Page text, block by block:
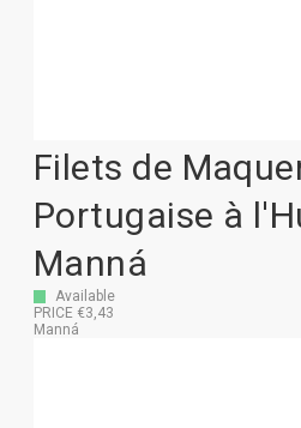
Filets de
Portugaise à
Manná
Available
PRICE €3,43
Manná